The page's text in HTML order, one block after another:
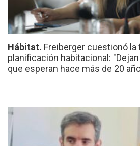
Hábitat. Freiberger cuestionó la
planificación habitacional:
que esperan hace más de 20